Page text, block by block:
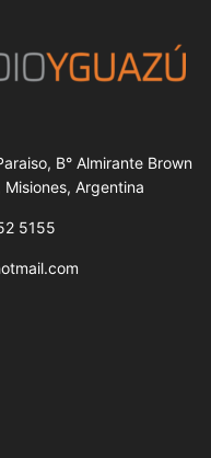
B° Almirante Brown
Argentina
5155